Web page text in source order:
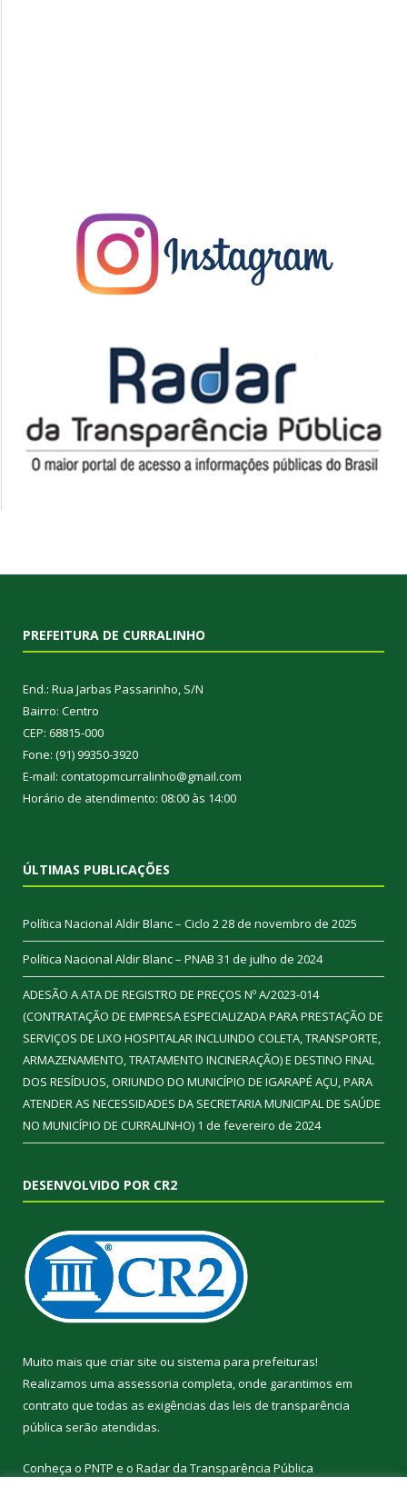
PREFEITURA DE CURRALINHO
End.: Rua Jarbas Passarinho, S/N
Bairro: Centro
CEP: 68815-000
Fone: (91) 99350-3920
E-mail: contatopmcurralinho@gmail.com
Horário de atendimento: 08:00 às 14:00
ÚLTIMAS PUBLICAÇÕES
Política Nacional Aldir Blanc – Ciclo 228 de novembro de 2025
Política Nacional Aldir Blanc – PNAB 31 de julho de 2024
ADESÃO A ATA DE REGISTRO DE PREÇOS Nº A/2023-014
(CONTRATAÇÃO DE EMPRESA ESPECIALIZADA PARA PRESTAÇÃO DE
SERVIÇOS DE LIXO HOSPITALAR INCLUINDO COLETA, TRANSPORTE,
ARMAZENAMENTO, TRATAMENTO INCINERAÇÃO) E DESTINO FINAL
DOS RESÍDUOS, ORIUNDO DO MUNICÍPIO DE IGARAPÉ AÇU, PARA
ATENDER AS NECESSIDADES DA SECRETARIA MUNICIPAL DE SAÚDE
NO MUNICÍPIO DE CURRALINHO) 1 de fevereiro de 2024
DESENVOLVIDO POR CR2
Muito mais que criar site ou sistema para prefeituras!
Realizamos uma assessoria completa, onde garantimos em
contrato que todas as exigências das leis de transparência
pública serão atendidas.
Conheça o PNTP e o Radar da Transparência Pública